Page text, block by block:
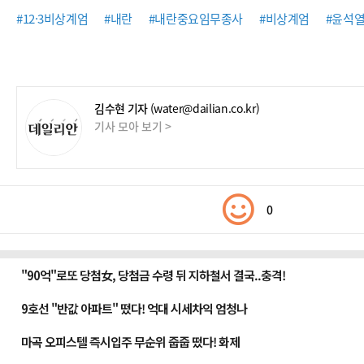
#12·3비상계엄 #내란 #내란중요임무종사 #비상계엄 #윤석
김수현 기자 (water@dailian.co.kr)
기사 모아 보기 >
0